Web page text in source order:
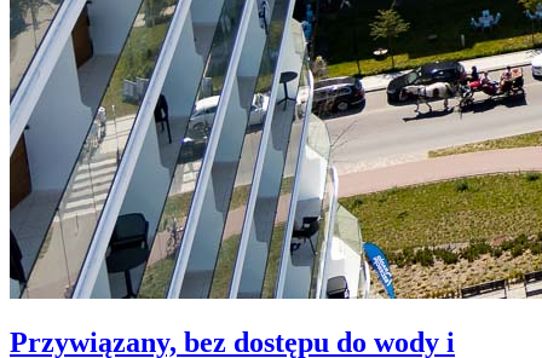
Przywiązany, bez dostępu do wody i